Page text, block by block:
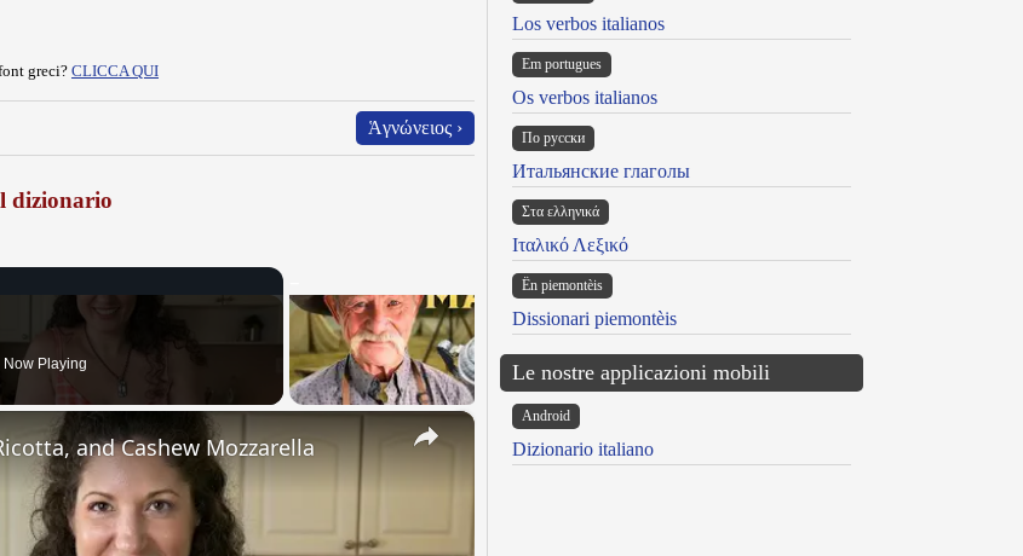
greci? CLICCA QUI
Ἁγνώνειος ›
dizionario
Now Playing
×
and Cashew Mozzarella
Los verbos italianos
Em portugues
Os verbos italianos
По русски
Итальянские глаголы
Στα ελληνικά
Ιταλικό Λεξικό
Ën piemontèis
Dissionari piemontèis
Le nostre applicazioni mobili
Android
Dizionario italiano